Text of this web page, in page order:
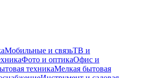
Мобильные и связьТВ и
Фото и оптикаОфис и
техникаМелкая бытовая